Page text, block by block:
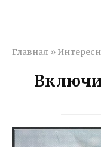
Главная »